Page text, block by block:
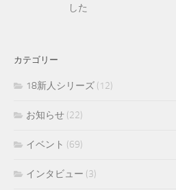
した
カテゴリー
18新人シリーズ (12)
お知らせ (22)
イベント (69)
インタビュー (3)